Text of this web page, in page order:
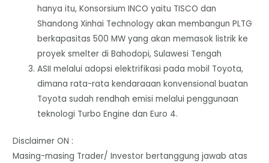
hanya itu, Konsorsium INCO yaitu TISCO dan
Shandong Xinhai Technology akan membangun PLTG
berkapasitas 500 MW yang akan memasok listrik ke
proyek smelter di Bahodopi, Sulawesi Tengah
ASII melalui adopsi elektrifikasi pada mobil Toyota,
dimana rata-rata kendaraaan konvensional buatan
Toyota sudah rendhah emisi melalui penggunaan
teknologi Turbo Engine dan Euro 4.
Disclaimer ON :
Masing-masing Trader/ Investor bertanggung jawab atas